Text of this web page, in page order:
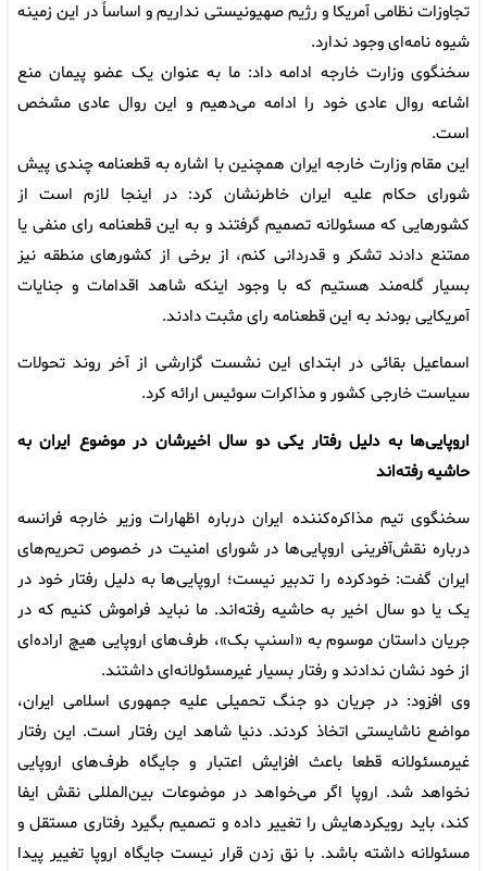
تجاوزات نظامی آمریکا و رژیم صهیونیستی نداریم و اساساً در این زمینه
شیوه نامه‌ای وجود ندارد.
سخنگوی وزارت خارجه ادامه داد: ما به عنوان یک عضو پیمان منع
اشاعه روال عادی خود را ادامه می‌دهیم و این روال عادی مشخص
است.
این مقام وزارت خارجه ایران همچنین با اشاره به قطعنامه چندی پیش
شورای حکام علیه ایران خاطرنشان کرد: در اینجا لازم است از
کشورهایی که مسئولانه تصمیم گرفتند و به این قطعنامه رای منفی یا
ممتنع دادند تشکر و قدردانی کنم، از برخی از کشورهای منطقه نیز
بسیار گله‌مند هستیم که با وجود اینکه شاهد اقدامات و جنایات
آمریکایی بودند به این قطعنامه رای مثبت دادند.
اسماعیل بقائی در ابتدای این نشست گزارشی از آخر روند تحولات
سیاست خارجی کشور و مذاکرات سوئیس ارائه کرد.
اروپایی‌ها به دلیل رفتار یکی دو سال اخیرشان در موضوع ایران به
حاشیه رفته‌اند
سخنگوی تیم مذاکره‌کننده ایران درباره اظهارات وزیر خارجه فرانسه
درباره نقش‌آفرینی اروپایی‌ها در شورای امنیت در خصوص تحریم‌های
ایران گفت: خودکرده را تدبیر نیست؛ اروپایی‌ها به دلیل رفتار خود در
یک یا دو سال اخیر به حاشیه رفته‌اند. ما نباید فراموش کنیم که در
جریان داستان موسوم به «اسنپ بک»، طرف‌های اروپایی هیچ اراده‌ای
از خود نشان ندادند و رفتار بسیار غیرمسئولانه‌ای داشتند.
وی افزود: در جریان دو جنگ تحمیلی علیه جمهوری اسلامی ایران،
مواضع ناشایستی اتخاذ کردند. دنیا شاهد این رفتار است. این رفتار
غیرمسئولانه قطعا باعث افزایش اعتبار و جایگاه طرف‌های اروپایی
نخواهد شد. اروپا اگر می‌خواهد در موضوعات بین‌المللی نقش ایفا
کند، باید رویکردهایش را تغییر داده و تصمیم بگیرد رفتاری مستقل و
مسئولانه داشته باشد. با نق زدن قرار نیست جایگاه اروپا تغییر پیدا